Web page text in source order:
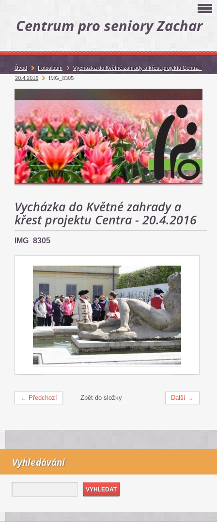
Centrum pro seniory Zachar
Vycházka do Květné zahrady a
křest projektu Centra - 20.4.2016
IMG_8305
← Předchozí Další →
Zpět do složky
Vyhledávání
Úvod Fotoalbum
Vycházka do Květné zahrady a křest projektu Centra -
20.4.2016
IMG_8305